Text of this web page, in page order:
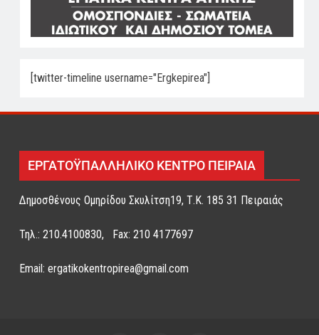
[twitter-timeline username="Ergkepirea"]
ΕΡΓΑΤΟΫΠΑΛΛΗΛΙΚΟ ΚΕΝΤΡΟ ΠΕΙΡΑΙΑ
Δημοσθένους Ομηρίδου Σκυλίτση19, Τ.Κ. 185 31 Πειραιάς
Τηλ.: 210.4100830, Fax: 210 4177697
Email: ergatikokentropirea@gmail.com